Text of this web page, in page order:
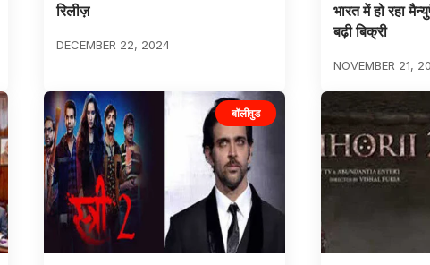
रिलीज़
DECEMBER 22, 2024
भारत में हो रहा
बढ़ी बिक्री
NOVEMBER 21,
बॉलीवुड